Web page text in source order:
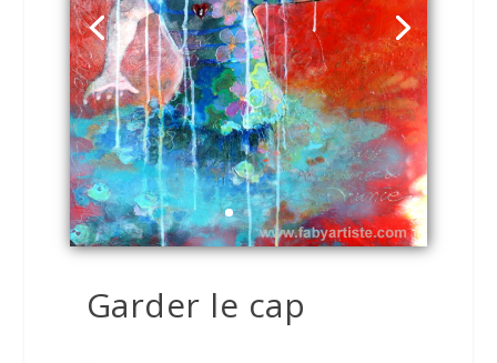
Garder le cap